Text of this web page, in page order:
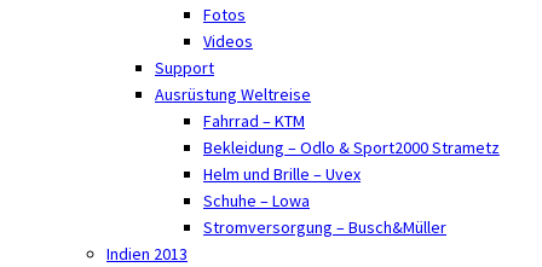
Fotos
Videos
Support
Ausrüstung Weltreise
Fahrrad – KTM
Bekleidung – Odlo & Sport2000 Strametz
Helm und Brille – Uvex
Schuhe – Lowa
Stromversorgung – Busch&Müller
Indien 2013